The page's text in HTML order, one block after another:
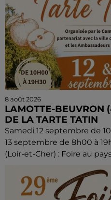
8 août 2026
LAMOTTE-BEUVRON
DE LA TARTE TATIN
Samedi 12 septembre de
13 septembre de 8h00 à
(Loir-et-Cher) : Foire au